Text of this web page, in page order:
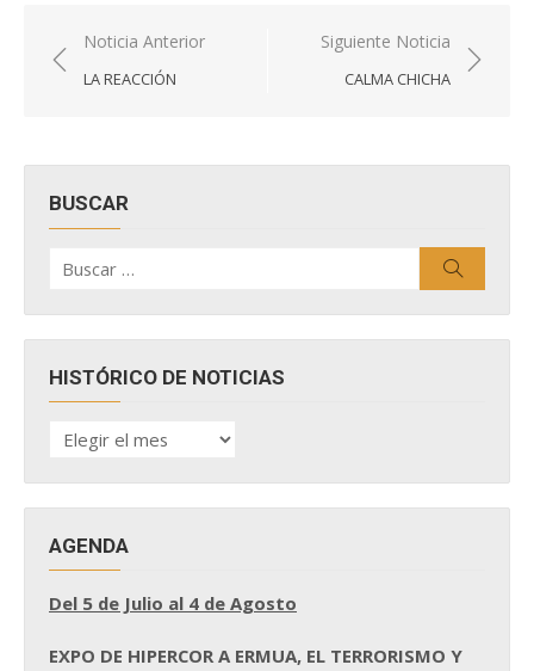
Navegación
de
Noticia Anterior
LA REACCIÓN
Siguiente Noticia
CALMA CHICHA
BUSCAR
por:
HISTÓRICO DE NOTICIAS
HISTÓRICO
DE
AGENDA
Del 5 de Julio al 4 de Agosto
EXPO DE HIPERCOR A ERMUA, EL TERRORISMO Y